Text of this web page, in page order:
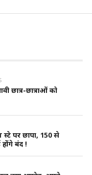
छात्र-छात्राओं को
पर छापा, 150 से
बंद !